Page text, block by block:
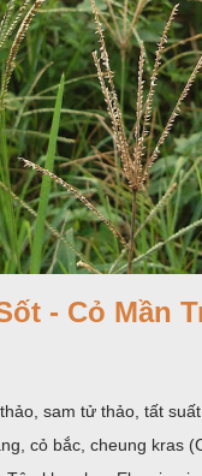
- Cỏ Mần
sam tử thảo, tất
cỏ bắc, cheung kras